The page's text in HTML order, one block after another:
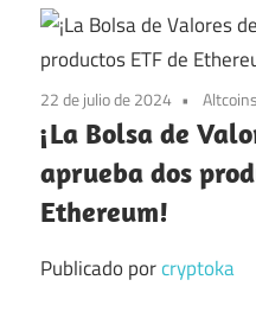
22 de julio de 2024
¡La Bolsa de
aprueba dos
Ethereum!
Publicado porcryptoka